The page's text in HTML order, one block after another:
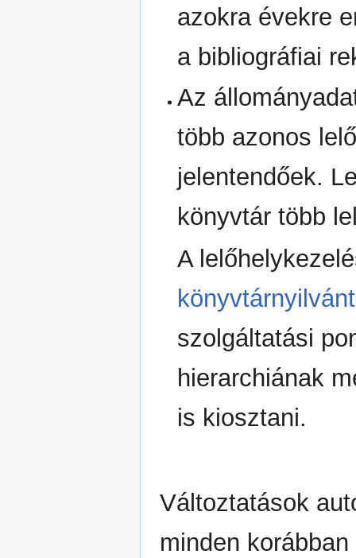
azokra évekre
a bibliográfiai
Az
több azonos
jelentendőek.
könyvtár több
A
szolgáltatási
hierarchiának
is kiosztani.
Változtatások
minden